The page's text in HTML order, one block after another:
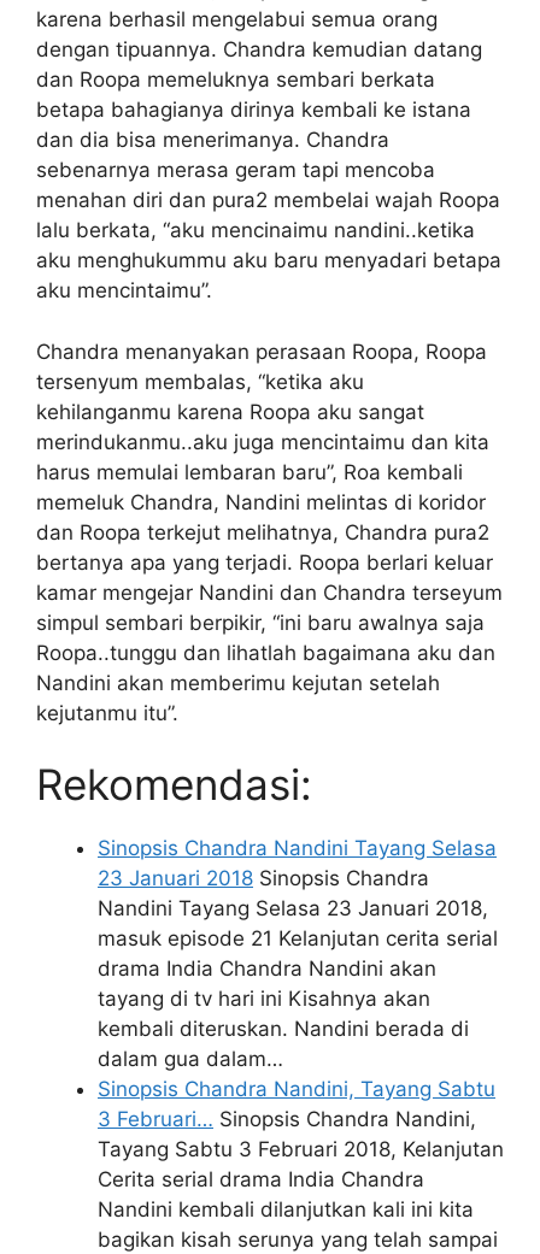
karena berhasil mengelabui semua orang
dengan tipuannya. Chandra kemudian datang
dan Roopa memeluknya sembari berkata
betapa bahagianya dirinya kembali ke istana
dan dia bisa menerimanya. Chandra
sebenarnya merasa geram tapi mencoba
menahan diri dan pura2 membelai wajah Roopa
lalu berkata, “aku mencinaimu nandini..ketika
aku menghukummu aku baru menyadari betapa
aku mencintaimu”.
Chandra menanyakan perasaan Roopa, Roopa
tersenyum membalas, “ketika aku
kehilanganmu karena Roopa aku sangat
merindukanmu..aku juga mencintaimu dan kita
harus memulai lembaran baru”, Roa kembali
memeluk Chandra, Nandini melintas di koridor
dan Roopa terkejut melihatnya, Chandra pura2
bertanya apa yang terjadi. Roopa berlari keluar
kamar mengejar Nandini dan Chandra terseyum
simpul sembari berpikir, “ini baru awalnya saja
Roopa..tunggu dan lihatlah bagaimana aku dan
Nandini akan memberimu kejutan setelah
kejutanmu itu”.
Rekomendasi:
Sinopsis Chandra Nandini Tayang Selasa
23 Januari 2018 Sinopsis Chandra
Nandini Tayang Selasa 23 Januari 2018,
masuk episode 21 Kelanjutan cerita serial
drama India Chandra Nandini akan
tayang di tv hari ini Kisahnya akan
kembali diteruskan. Nandini berada di
dalam gua dalam…
Sinopsis Chandra Nandini, Tayang Sabtu
3 Februari… Sinopsis Chandra Nandini,
Tayang Sabtu 3 Februari 2018, Kelanjutan
Cerita serial drama India Chandra
Nandini kembali dilanjutkan kali ini kita
bagikan kisah serunya yang telah sampai